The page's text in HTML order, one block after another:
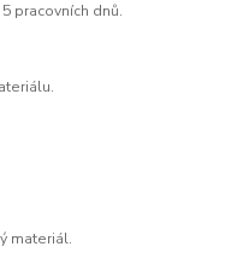
pracovních dnů.
materiál.